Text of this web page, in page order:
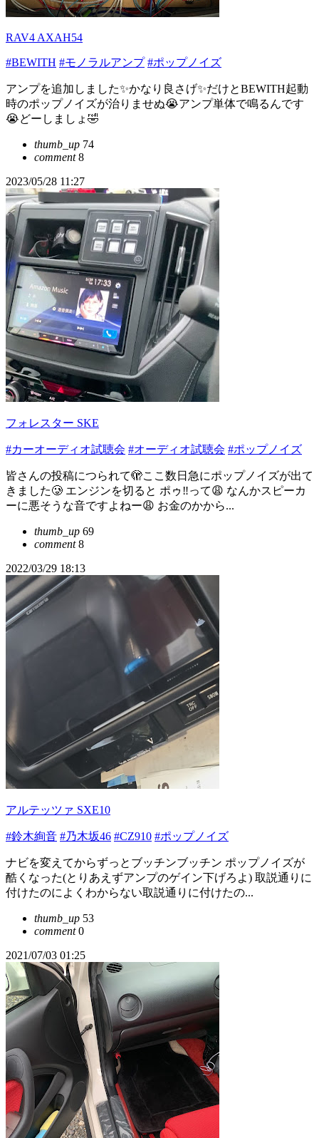
RAV4 AXAH54
#BEWITH #モノラルアンプ #ポップノイズ
アンプを追加しました✨かなり良さげ✨だけとBEWITH起動
時のポップノイズが治りませぬ😭アンプ単体で鳴るんです
😭どーしましょ🤣
thumb_up 74
comment8
2023/05/28 11:27
フォレスター SKE
#カーオーディオ試聴会 #オーディオ試聴会 #ポップノイズ
皆さんの投稿につられて🫣ここ数日急にポップノイズが出て
きました🥲 エンジンを切ると ポゥ‼️って😩 なんかスピーカ
ーに悪そうな音ですよねー😩 お金のかから...
thumb_up 69
comment8
2022/03/29 18:13
アルテッツァ SXE10
#鈴木絢音 #乃木坂46 #CZ910 #ポップノイズ
ナビを変えてからずっとブッチンブッチン ポップノイズが
酷くなった(とりあえずアンプのゲイン下げろよ) 取説通りに
付けたのによくわからない取説通りに付けたの...
thumb_up 53
comment0
2021/07/03 01:25